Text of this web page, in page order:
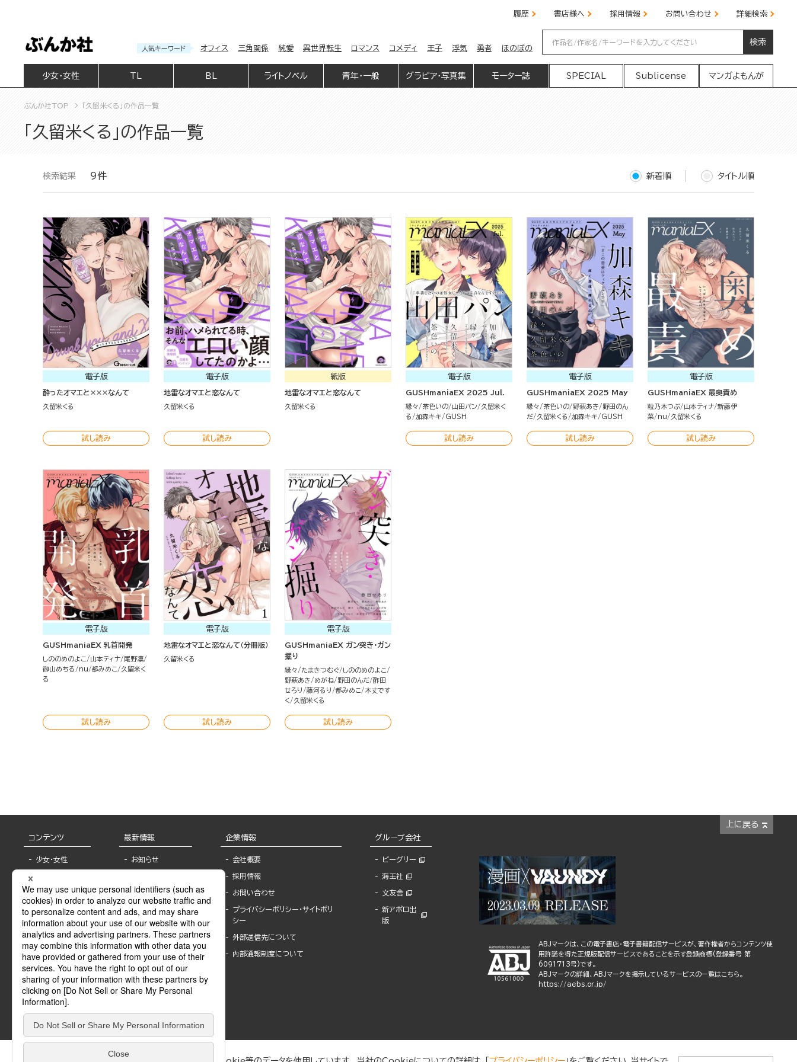
履歴 書店様へ 採用情報 お問い合わせ 詳細検索
人気キーワード オフィス 三角関係 純愛 異世界転生 ロマンス コメディ 王子 浮気 勇者 ほのぼの
検索
少女・女性 BL ライトノベル 青年・一般 グラビア・写真集 モーター誌 SPECIAL Sublicense マンガよもんが
ぶんか社TOP 「久留米くる」の作品一覧
「久留米くる」の作品一覧
検索結果 9件 新着順 タイトル順
電子版
酔ったオマエと×××なんて
久留米くる
試し読み
電子版
地雷なオマエと恋なんて
久留米くる
試し読み
紙版
地雷なオマエと恋なんて
久留米くる
電子版
GUSHmaniaEX 2025 Jul.
縁々 茶色いの 山田パン
久留米く
る
加森キキ GUSH
試し読み
電子版
GUSHmaniaEX 2025 May
縁々 茶色いの 野萩あき
野田のん
だ
久留米くる 加森キキ GUSH
試し読み
電子版
GUSHmaniaEX 最奥責め
粒乃木つぶ 山本ティナ 新藤伊
菜
nu 久留米くる
試し読み
電子版
GUSHmaniaEX 乳首開発
しののめのよこ 山本ティナ
尾野凛
御山めちる
nu 都みめこ
久留米く
る
試し読み
電子版
地雷なオマエと恋なんて（分冊版）
久留米くる
試し読み
電子版
GUSHmaniaEX ガン突き・ガン
掘り
縁々 たまきつむぐ
しののめのよこ
野萩あき
めがね 野田のんだ 酢田
せろり
藤河るり 都みめこ
木丈です
く
久留米くる
試し読み
上に戻る
コンテンツ
少女・女性
BL
ライトノベル
青年・一般
グラビア・写真
モーター誌
SPECIAL
Sublicense
最新情報
お知らせ
報
書店様へ
海外ライセンシー
公式SNSアカウ
ント
作家一覧
Keyword list
Author list
企業情報
会社概要
採用情報
お問い合わせ
プライバシーポリシー・サイトポリ
シー
外部送信先について
内部通報制度について
グループ会社
ビーグリー
海王社
文友舎
新アポロ出
版
ABJマークは、この電子書店・電子書籍配信サービスが、著作権者からコンテンツ使
用許諾を得た正規版配信サービスであることを示す登録商標(登録番号 第
6091713号)です。
ABJマークの詳細、ABJマークを掲示しているサービスの一覧はこちら。
https://aebs.or.jp/